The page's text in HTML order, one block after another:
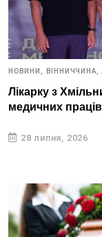
НОВИНИ, ВІННИЧЧИНА,
Лікарку з
медичних
28 липня, 2026